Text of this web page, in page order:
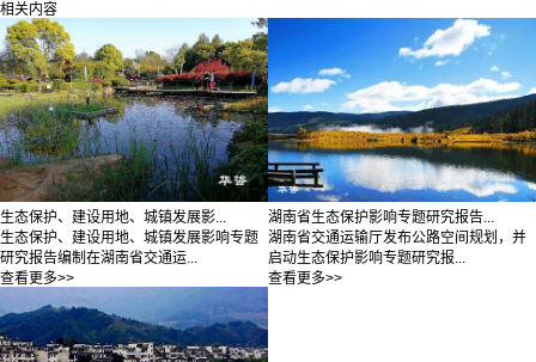
相关内容
生态保护、建设用地、城镇发展影...
生态保护、建设用地、城镇发展影响专题
研究报告编制在湖南省交通运...
查看更多>>
湖南省生态保护影响专题研究报告...
湖南省交通运输厅发布公路空间规划，并
启动生态保护影响专题研究报...
查看更多>>